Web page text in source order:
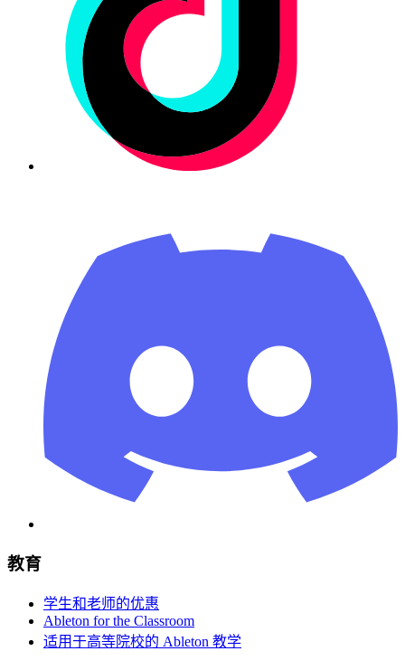
教育
学生和老师的优惠
Ableton for the Classroom
适用于高等院校的 Ableton 教学